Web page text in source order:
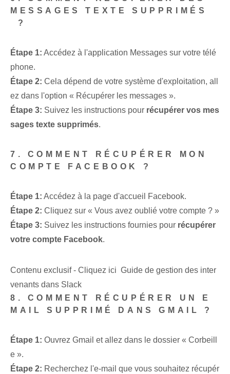
MESSAGES TEXTE SUPPRIMÉS
⁤ ?
Étape 1: Accédez à l'application Messages sur votre télé
phone.
Étape 2: Cela dépend de votre système d'exploitation, all
ez dans l'option « Récupérer les messages ».
Étape 3: Suivez les instructions pour récupérer vos mes
sages texte supprimés.
7. COMMENT RÉCUPÉRER MON
COMPTE FACEBOOK ?
Étape 1: Accédez à la page d'accueil Facebook.
Étape 2: Cliquez sur « Vous avez oublié votre compte ? »
Étape 3: Suivez les instructions fournies pour récupérer
votre compte Facebook.
Contenu exclusif - Cliquez ici Guide de gestion des inter
venants dans Slack
8. COMMENT RÉCUPÉRER UN E
MAIL SUPPRIMÉ DANS GMAIL ?
Étape 1: Ouvrez Gmail et allez dans le dossier « Corbeill
e ».
Étape 2: Recherchez l'e-mail que vous souhaitez récupér